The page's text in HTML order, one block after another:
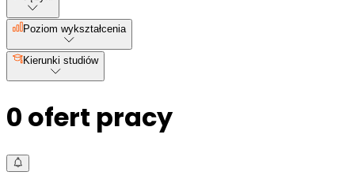
Poziom wykształcenia
Kierunki studiów
0 ofert pracy